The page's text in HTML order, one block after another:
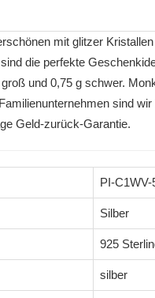
mit glitzer
die perfekte
und 0,75 g schwer.
sind
Geld-zurück-Garantie.
PI-
Silber
925
silber